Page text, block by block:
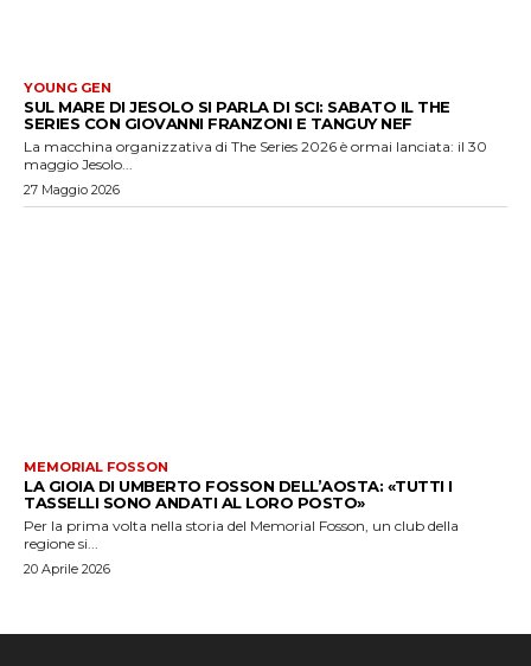
YOUNG GEN
SUL MARE DI JESOLO SI PARLA DI SCI: SABATO IL THE
SERIES CON GIOVANNI FRANZONI E TANGUY NEF
La macchina organizzativa di The Series 2026 è ormai lanciata: il 30
maggio Jesolo...
27 Maggio 2026
MEMORIAL FOSSON
LA GIOIA DI UMBERTO FOSSON DELL’AOSTA: «TUTTI I
TASSELLI SONO ANDATI AL LORO POSTO»
Per la prima volta nella storia del Memorial Fosson, un club della
regione si...
20 Aprile 2026